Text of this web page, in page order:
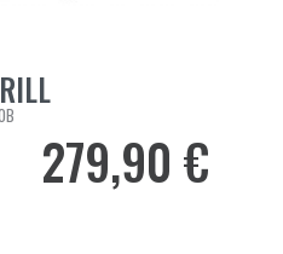
PANIER
Prix
279,90 €